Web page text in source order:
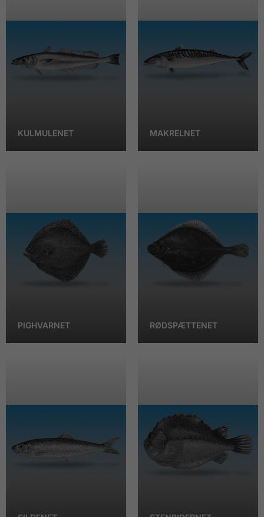
KULMULENET MAKRELNET
PIGHVARNET RØDSPÆTTENET